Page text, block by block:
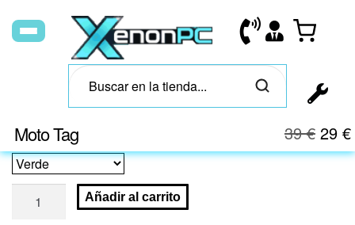
Moto Tag 39€ 29 €
Añadir al carrito